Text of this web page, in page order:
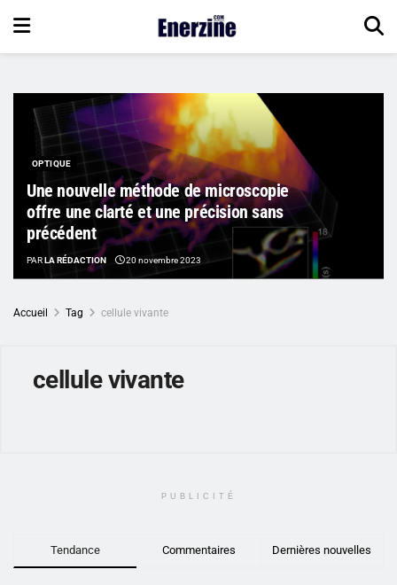
OPTIQUE
Une nouvelle méthode de microscopie
offre une clarté et une précision sans
précédent
PARLA RÉDACTION 20 novembre 2023
Accueil Tag cellule vivante
cellule vivante
PUBLICITÉ
Tendance Commentaires Dernières nouvelles